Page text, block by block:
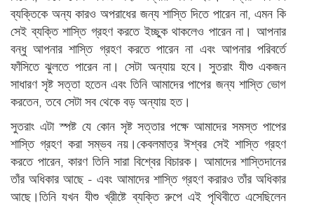
ব্যক্তিকে অন্য কারও অপরাধের জন্য শাস্তি দিতে পারেন না, এমন কি
সেই ব্যক্তি শাস্তি গ্রহণ করতে ইচ্ছুক থাকলেও পারেন না। আপনার
বন্ধু আপনার শাস্তি গ্রহণ করতে পারেন না এবং আপনার পরিবর্তে
ফাঁসিতে ঝুলতে পারেন না। সেটা অন্যায় হবে। সুতরাং যীশু একজন
সাধারণ সৃষ্ট সত্তা হতেন এবং তিনি আমাদের পাপের জন্য শাস্তি ভোগ
করতেন, তবে সেটা সব থেকে বড় অন্যায় হত।
সুতরাং এটা স্পষ্ট যে কোন সৃষ্ট সত্তার পক্ষে আমাদের সমস্ত পাপের
শাস্তি গ্রহণ করা সম্ভব নয়।কেবলমাত্র ঈশ্বর সেই শাস্তি গ্রহণ
করতে পারেন, কারণ তিনি সারা বিশ্বের বিচারক। আমাদের শাস্তিদানের
তাঁর অধিকার আছে - এবং আমাদের শাস্তি গ্রহণ করারও তাঁর অধিকার
আছে।তিনি যখন যীশু খ্রীষ্টে ব্যক্তি রুপে এই পৃথিবীতে এসেছিলেন